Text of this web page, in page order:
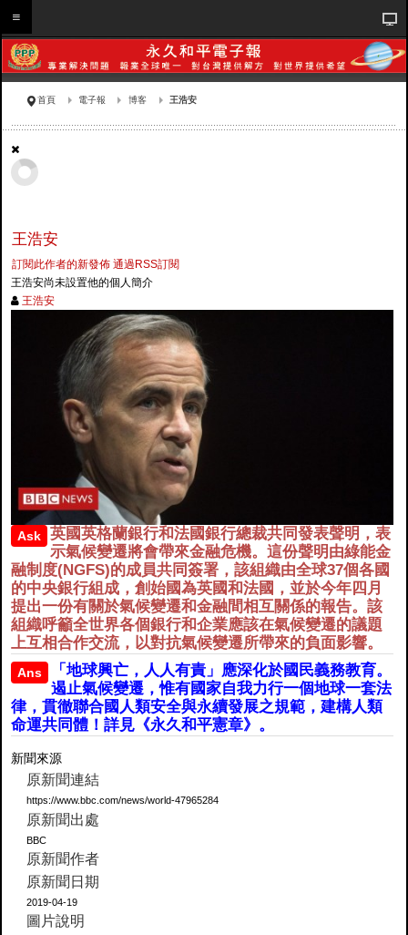
首頁 電子報 博客 王浩安
王浩安
訂閱此作者的新發佈 通過RSS訂閱
王浩安尚未設置他的個人簡介
王浩安
Ask
英國英格蘭銀行和法國銀行總裁共同發表聲明，表
示氣候變遷將會帶來金融危機。這份聲明由綠能金
融制度(NGFS)的成員共同簽署，該組織由全球37個各國
的中央銀行組成，創始國為英國和法國，並於今年四月
提出一份有關於氣候變遷和金融間相互關係的報告。該
組織呼籲全世界各個銀行和企業應該在氣候變遷的議題
上互相合作交流，以對抗氣候變遷所帶來的負面影響。
Ans
「地球興亡，人人有責」應深化於國民義務教育。
遏止氣候變遷，惟有國家自我力行一個地球一套法
律，貫徹聯合國人類安全與永續發展之規範，建構人類
命運共同體！詳見《永久和平憲章》。
新聞來源
原新聞連結
https://www.bbc.com/news/world-47965284
原新聞出處
BBC
原新聞作者
原新聞日期
2019-04-19
圖片說明